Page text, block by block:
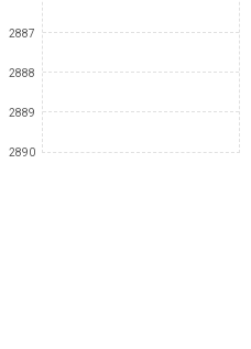
2887
2888
2889
2890